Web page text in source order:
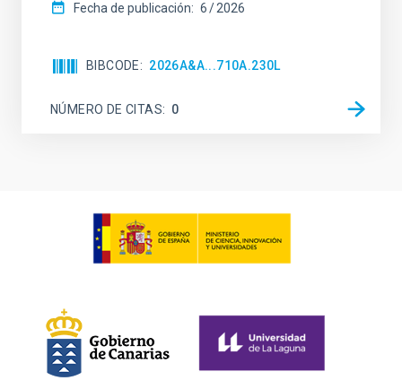
Fecha de publicación: 6 2026
BIBCODE 2026A&A...710A.230L
NÚMERO DE CITAS 0